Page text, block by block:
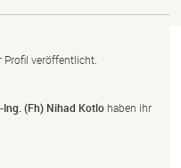
Profil veröffentlicht.
(Fh) Nihad Kotlo haben ihr